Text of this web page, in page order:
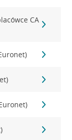
CA